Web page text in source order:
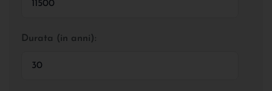
Durata (in anni):